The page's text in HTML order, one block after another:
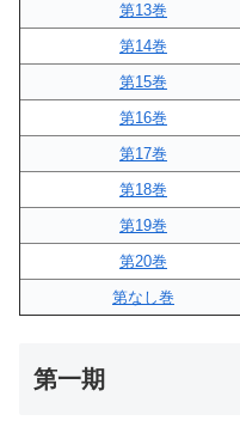
第13巻
第14巻
第15巻
第16巻
第17巻
第18巻
第19巻
第20巻
第なし巻
第一期